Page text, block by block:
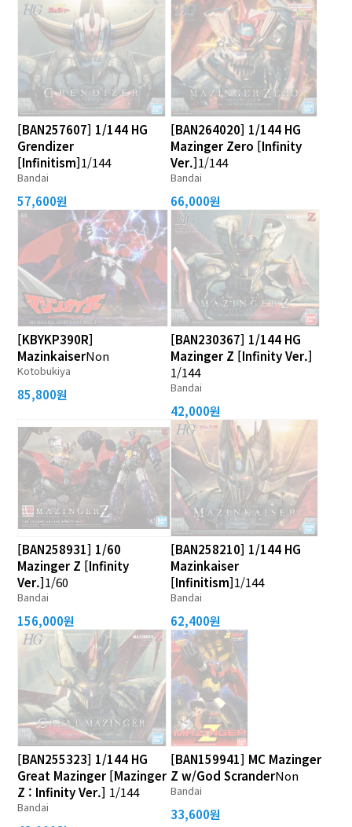
[BAN257607] 1/144 HG
Grendizer
[Infinitism]1/144
Bandai
57,600원
[BAN264020] 1/144 HG
Mazinger Zero [Infinity
Ver.]1/144
Bandai
66,000원
[KBYKP390R]
MazinkaiserNon
Kotobukiya
85,800원
[BAN230367] 1/144 HG
Mazinger Z [Infinity Ver.]
1/144
Bandai
42,000원
[BAN258931] 1/60
Mazinger Z [Infinity
Ver.]1/60
Bandai
156,000원
[BAN258210] 1/144 HG
Mazinkaiser
[Infinitism]1/144
Bandai
62,400원
[BAN255323] 1/144 HG
Great Mazinger [Mazinger
Z : Infinity Ver.] 1/144
Bandai
[BAN159941] MC Mazinger
Z w/God ScranderNon
Bandai
33,600원